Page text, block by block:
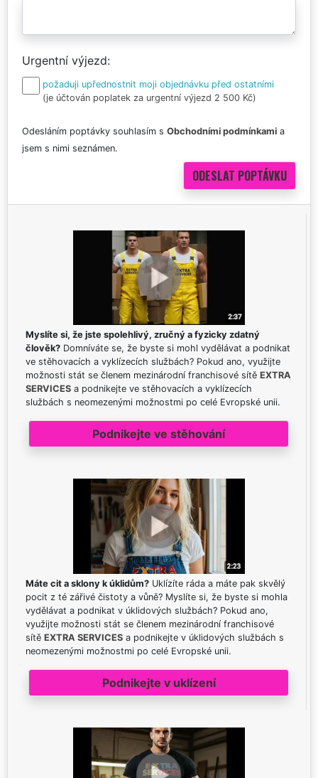
Urgentní výjezd
požaduji upřednostnit moji objednávku před ostatními
(je účtován poplatek za urgentní výjezd 2 500 Kč)
Odesláním poptávky souhlasím s Obchodními podmínkami a
jsem s nimi seznámen.
Myslíte si, že jste spolehlivý, zručný a fyzicky zdatný
člověk? Domníváte se, že byste si mohl vydělávat a podnikat
ve stěhovacích a vyklízecích službách? Pokud ano, využijte
možnosti stát se členem mezinárodní franchisové sítě EXTRA
SERVICES a podnikejte ve stěhovacích a vyklízecích
službách s neomezenými možnostmi po celé Evropské unii.
Podnikejte ve stěhování
Máte cit a sklony k úklidům? Uklízíte ráda a máte pak skvělý
pocit z té zářivé čistoty a vůně? Myslíte si, že byste si mohla
vydělávat a podnikat v úklidových službách? Pokud ano,
využijte možnosti stát se členem mezinárodní franchisové
sítě EXTRA SERVICES a podnikejte v úklidových službách s
neomezenými možnostmi po celé Evropské unii.
Podnikejte v uklízení